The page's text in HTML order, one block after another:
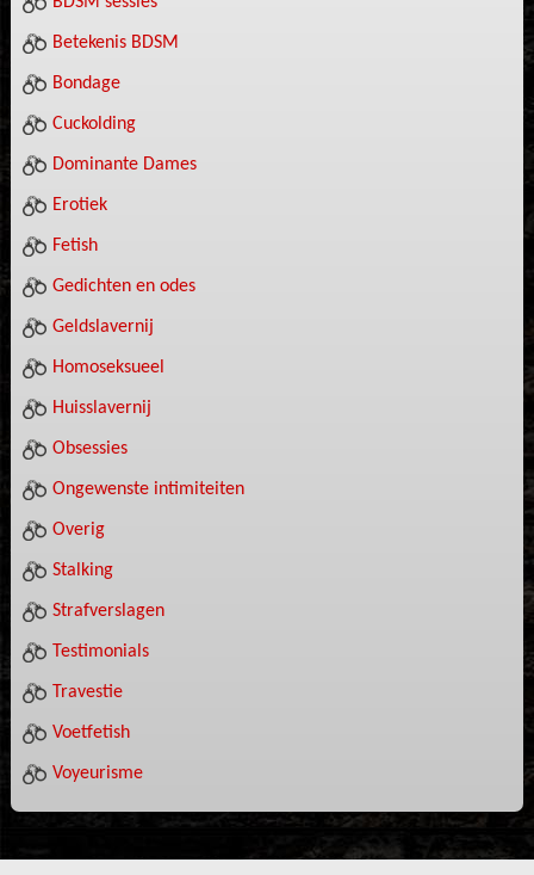
Betekenis BDSM
Bondage
Cuckolding
Dominante Dames
Erotiek
Fetish
Gedichten en odes
Geldslavernij
Homoseksueel
Huisslavernij
Obsessies
Ongewenste intimiteiten
Overig
Stalking
Strafverslagen
Testimonials
Travestie
Voetfetish
Voyeurisme